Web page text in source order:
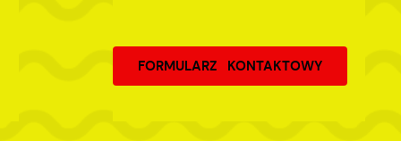
FORMULARZ KONTAKTOWY